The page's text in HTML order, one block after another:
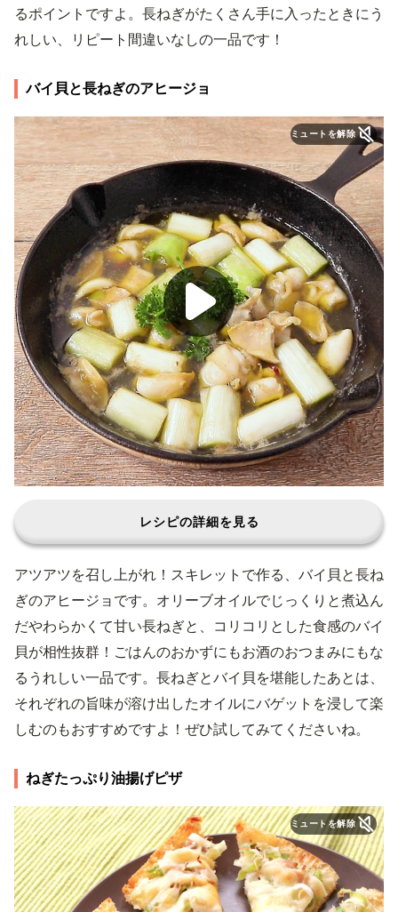
るポイントですよ。長ねぎがたくさん手に入ったときにう
れしい、リピート間違いなしの一品です！
バイ貝と長ねぎのアヒージョ
ミュートを解除
レシピの詳細を見る
アツアツを召し上がれ！スキレットで作る、バイ貝と長ね
ぎのアヒージョです。オリーブオイルでじっくりと煮込ん
だやわらかくて甘い長ねぎと、コリコリとした食感のバイ
貝が相性抜群！ごはんのおかずにもお酒のおつまみにもな
るうれしい一品です。長ねぎとバイ貝を堪能したあとは、
それぞれの旨味が溶け出したオイルにバゲットを浸して楽
しむのもおすすめですよ！ぜひ試してみてくださいね。
ねぎたっぷり油揚げピザ
ミュートを解除